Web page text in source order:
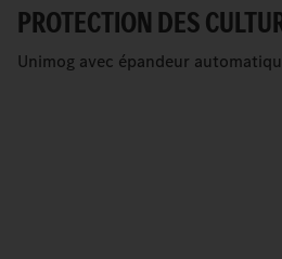
PROTECTION DES
Unimog avec épandeur